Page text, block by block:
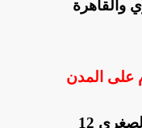
والقاهرة
على المدن
​درجات الحرارة فى القاهرة: الصغرى 12